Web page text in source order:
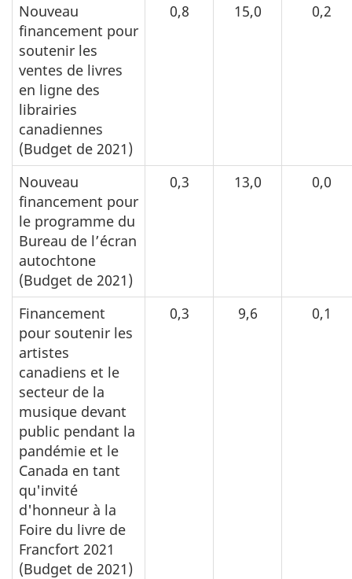
Nouveau
financement pour
soutenir les
ventes de livres
en ligne des
librairies
canadiennes
(Budget de 2021)
0,8 15,0 0,2
Nouveau
financement pour
le programme du
Bureau de l’écran
autochtone
(Budget de 2021)
0,3 13,0 0,0
Financement
pour soutenir les
artistes
canadiens et le
secteur de la
musique devant
public pendant la
pandémie et le
Canada en tant
qu'invité
d'honneur à la
Foire du livre de
Francfort 2021
(Budget de 2021)
0,3 9,6 0,1